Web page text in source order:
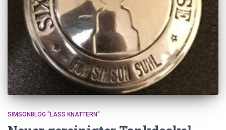
SIMSONBLOG "LASS KNATTERN"